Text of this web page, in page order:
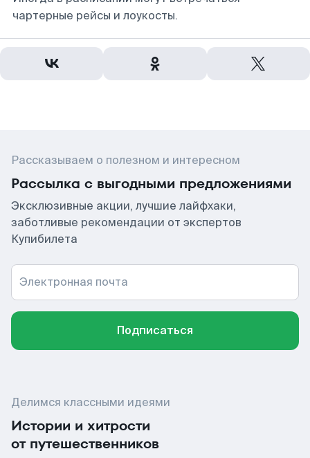
чартерные рейсы и лоукосты.
Рассказываем о полезном и интересном
Рассылка с выгодными предложениями
Эксклюзивные акции, лучшие лайфхаки,
заботливые рекомендации от экспертов
Купибилета
Электронная почта
Подписаться
Делимся классными идеями
Истории и хитрости
от путешественников